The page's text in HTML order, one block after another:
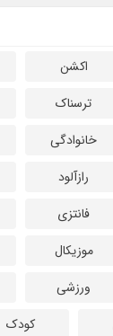
اکشن
ترسناک
خانوادگی
رازآلود
فانتزی
موزیکال
ورزشی
کودک